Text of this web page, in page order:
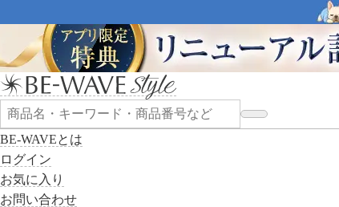
BE-WAVEとは
ログイン
お気に入り
お問い合わせ